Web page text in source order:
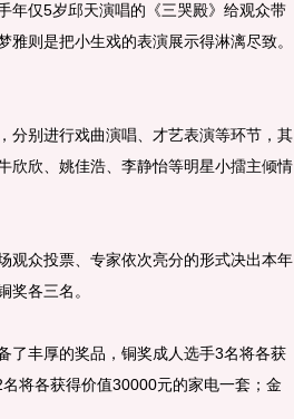
年仅5岁邱天演唱的《三哭殿》给观众带
则是把小生戏的表演展示得淋漓尽致。
别进行戏曲演唱、才艺表演等环节，其
欣欣、姚佳浩、李静怡等明星小擂主倾情
众投票、专家依次亮分的形式决出本年
奖各三名。
丰厚的奖品，铜奖成人选手3名将各获
将各获得价值30000元的家电一套；金